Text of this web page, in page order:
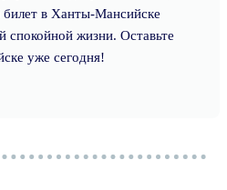
в Ханты-Мансийске
спокойной жизни. Оставьте
уже сегодня!